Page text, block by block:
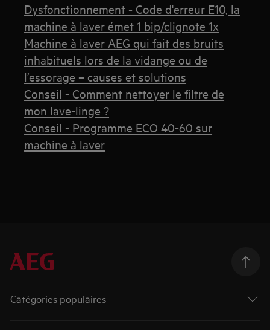
Dysfonctionnement - Code d'erreur E10, la
machine à laver émet 1 bip/clignote 1x
Machine à laver AEG qui fait des bruits
inhabituels lors de la vidange ou de
l’essorage – causes et solutions
Conseil - Comment nettoyer le filtre de
mon lave-linge ?
Conseil - Programme ECO 40-60 sur
machine à laver
Catégories populaires